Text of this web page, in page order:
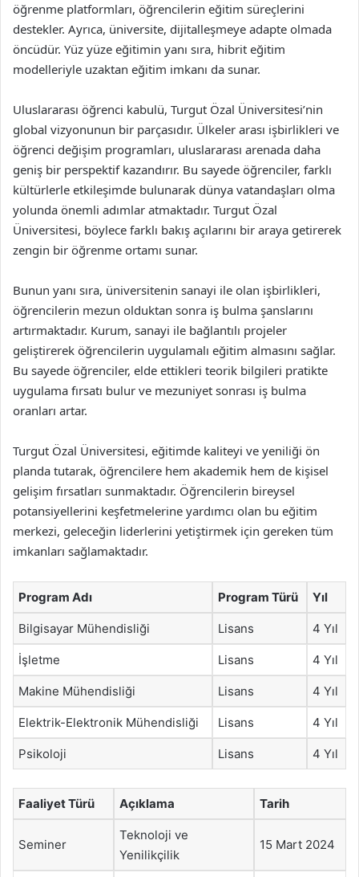
öğrenme platformları, öğrencilerin eğitim süreçlerini
destekler. Ayrıca, üniversite, dijitalleşmeye adapte olmada
öncüdür. Yüz yüze eğitimin yanı sıra, hibrit eğitim
modelleriyle uzaktan eğitim imkanı da sunar.
Uluslararası öğrenci kabulü, Turgut Özal Üniversitesi’nin
global vizyonunun bir parçasıdır. Ülkeler arası işbirlikleri ve
öğrenci değişim programları, uluslararası arenada daha
geniş bir perspektif kazandırır. Bu sayede öğrenciler, farklı
kültürlerle etkileşimde bulunarak dünya vatandaşları olma
yolunda önemli adımlar atmaktadır. Turgut Özal
Üniversitesi, böylece farklı bakış açılarını bir araya getirerek
zengin bir öğrenme ortamı sunar.
Bunun yanı sıra, üniversitenin sanayi ile olan işbirlikleri,
öğrencilerin mezun olduktan sonra iş bulma şanslarını
artırmaktadır. Kurum, sanayi ile bağlantılı projeler
geliştirerek öğrencilerin uygulamalı eğitim almasını sağlar.
Bu sayede öğrenciler, elde ettikleri teorik bilgileri pratikte
uygulama fırsatı bulur ve mezuniyet sonrası iş bulma
oranları artar.
Turgut Özal Üniversitesi, eğitimde kaliteyi ve yeniliği ön
planda tutarak, öğrencilere hem akademik hem de kişisel
gelişim fırsatları sunmaktadır. Öğrencilerin bireysel
potansiyellerini keşfetmelerine yardımcı olan bu eğitim
merkezi, geleceğin liderlerini yetiştirmek için gereken tüm
imkanları sağlamaktadır.
Program Adı Program Türü Yıl
Bilgisayar Mühendisliği Lisans 4 Yıl
İşletme Lisans 4 Yıl
Makine Mühendisliği Lisans 4 Yıl
Elektrik-Elektronik Mühendisliği Lisans 4 Yıl
Psikoloji Lisans 4 Yıl
Faaliyet Türü Açıklama Tarih
Seminer
Teknoloji ve
Yenilikçilik
15 Mart 2024